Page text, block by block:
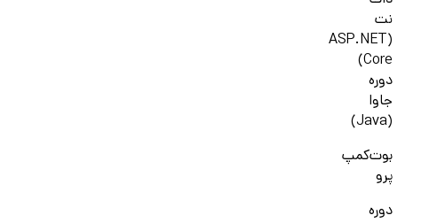
نت
(ASP.NET
Core)
دوره
جاوا
(Java)
بوت‌کمپ
پرو
دوره